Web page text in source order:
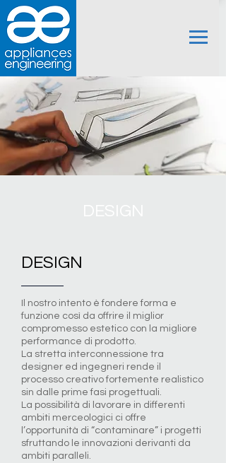
DESIGN
Il nostro intento è fondere forma e
funzione così da offrire il miglior
compromesso estetico con la migliore
performance di prodotto.
La stretta interconnessione tra
designer ed ingegneri rende il
processo creativo fortemente realistico
sin dalle prime fasi progettuali.
La possibilità di lavorare in differenti
ambiti merceologici ci offre
l’opportunità di “contaminare” i progetti
sfruttando le innovazioni derivanti da
ambiti paralleli.